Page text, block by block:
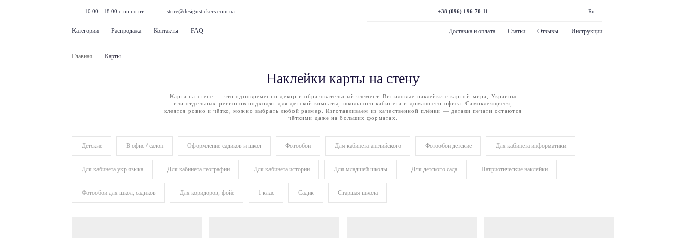
10:00 - 18:00 с пн по пт store@designstickers.com.ua
Категории Распродажа Контакты FAQ
+38 (096) 196-70-11 Ru
Доставка и оплата Статьи Отзывы Инструкции
Главная Карты
Наклейки карты на стену
Карта на стене — это одновременно декор и образовательный элемент. Виниловые наклейки с картой мира, Украины
или отдельных регионов подходят для детской комнаты, школьного кабинета и домашнего офиса. Самоклеящиеся,
клеятся ровно и чётко, можно выбрать любой размер. Изготавливаем из качественной плёнки — детали печати остаются
чёткими даже на больших форматах.
Детские В офис / салон Оформление садиков и школ Фотообои Для кабинета английского Фотообои детские Для кабинета информатики
Для кабинета укр языка Для кабинета географии Для кабинета истории Для младшей школы Для детского сада Патриотические наклейки
Фотообои для школ, садиков Для коридоров, фойе 1 клас Садик Старшая школа